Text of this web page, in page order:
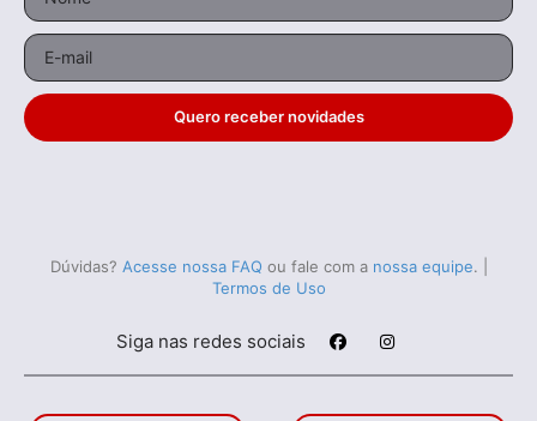
Quero receber novidades
Dúvidas? Acesse nossa FAQ ou fale com a nossa equipe.
Termos de Uso
Siga nas redes sociais